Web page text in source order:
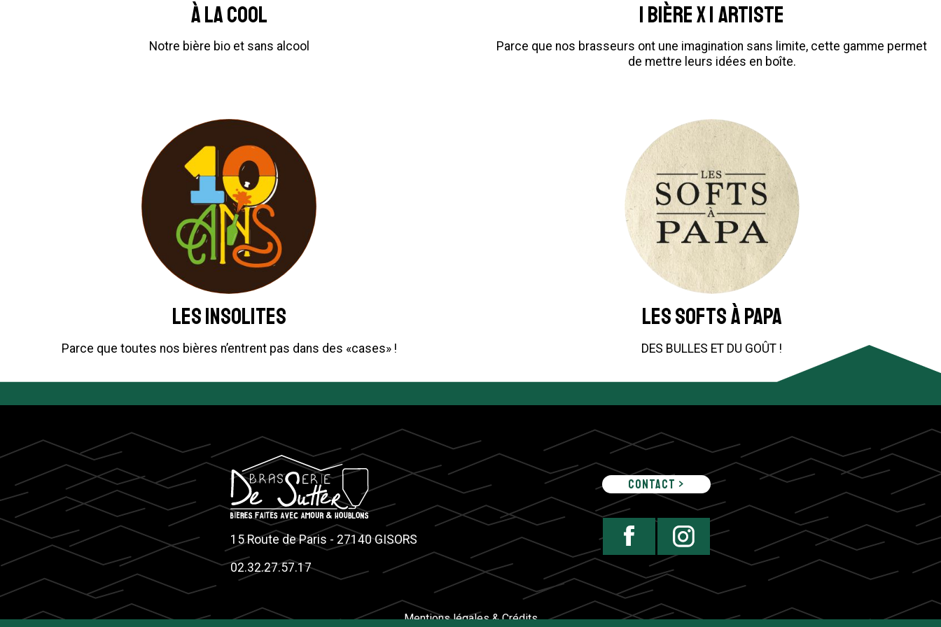
À la cool
Notre bière bio et sans alcool
1 BIÈRE X 1 ARTISTE
Parce que nos brasseurs ont une imagination sans limite, cette gamme permet
de mettre leurs idées en boîte.
Les insolites
Parce que toutes nos bières n’entrent pas dans des «cases» !
LES SOFTS À PAPA
DES BULLES ET DU GOÛT !
15 Route de Paris - 27140 GISORS
02.32.27.57.17
Contact >
Mentions légales & Crédits